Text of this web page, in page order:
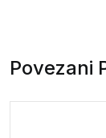
12
Povezani